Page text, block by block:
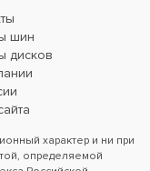
шин
дисков
характер и ни при
определяемой